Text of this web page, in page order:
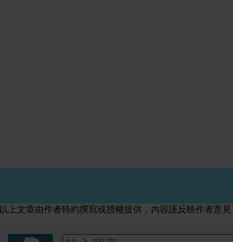
以上文章由作者特約撰寫或授權提供，內容謹反映作者意